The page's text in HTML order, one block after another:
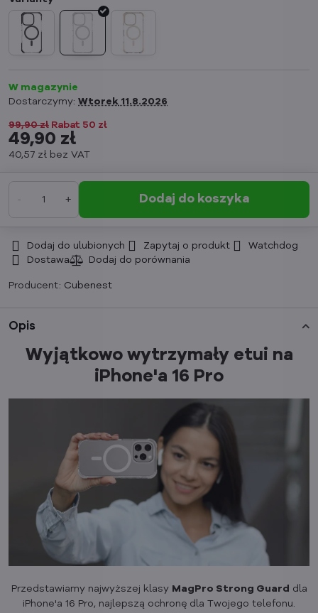
W magazynie
Dostarczymy: Wtorek 11.8.2026
99,90 zł Rabat 50 zł
49,90 zł
40,57 zł bez VAT
Dodaj do koszyka
Dodaj do ulubionych Zapytaj o produkt
Watchdog
Dostawa
Producent: Cubenest
Opis
Wyjątkowo wytrzymały etui na
iPhone'a 16 Pro
Przedstawiamy najwyższej klasy MagPro Strong Guard dla
iPhone'a 16 Pro, najlepszą ochronę dla Twojego telefonu.